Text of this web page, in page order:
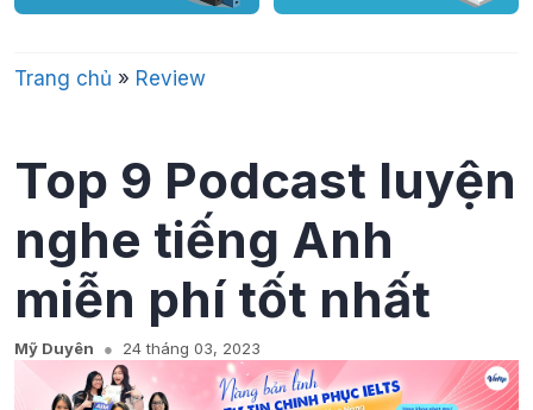
Trang chủ » Review
Top 9 Podcast luyện
nghe tiếng Anh
miễn phí tốt nhất
Mỹ Duyên 24 tháng 03, 2023